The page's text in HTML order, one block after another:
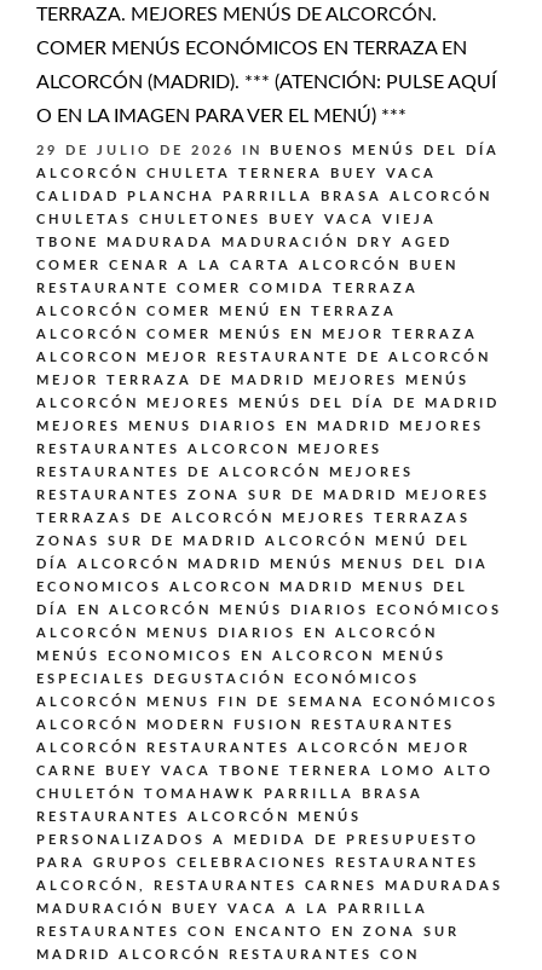
TERRAZA. MEJORES MENÚS DE ALCORCÓN.
COMER MENÚS ECONÓMICOS EN TERRAZA EN
ALCORCÓN (MADRID). *** (ATENCIÓN: PULSE AQUÍ
O EN LA IMAGEN PARA VER EL MENÚ) ***
29 DE JULIO DE 2026 IN
BUENOS MENÚS DEL DÍA
ALCORCÓN
CHULETA TERNERA BUEY VACA
CALIDAD PLANCHA PARRILLA BRASA ALCORCÓN
CHULETAS CHULETONES BUEY VACA VIEJA
TBONE MADURADA MADURACIÓN DRY AGED
COMER CENAR A LA CARTA ALCORCÓN BUEN
RESTAURANTE
COMER COMIDA TERRAZA
ALCORCÓN
COMER MENÚ EN TERRAZA
ALCORCÓN
COMER MENÚS EN MEJOR TERRAZA
ALCORCON
MEJOR RESTAURANTE DE ALCORCÓN
MEJOR TERRAZA DE MADRID
MEJORES MENÚS
ALCORCÓN
MEJORES MENÚS DEL DÍA DE MADRID
MEJORES MENUS DIARIOS EN MADRID
MEJORES
RESTAURANTES ALCORCON
MEJORES
RESTAURANTES DE ALCORCÓN
MEJORES
RESTAURANTES ZONA SUR DE MADRID
MEJORES
TERRAZAS DE ALCORCÓN
MEJORES TERRAZAS
ZONAS SUR DE MADRID ALCORCÓN
MENÚ DEL
DÍA ALCORCÓN MADRID
MENÚS
MENUS DEL DIA
ECONOMICOS ALCORCON MADRID
MENUS DEL
DÍA EN ALCORCÓN
MENÚS DIARIOS ECONÓMICOS
ALCORCÓN
MENUS DIARIOS EN ALCORCÓN
MENÚS ECONOMICOS EN ALCORCON
MENÚS
ESPECIALES DEGUSTACIÓN ECONÓMICOS
ALCORCÓN
MENUS FIN DE SEMANA ECONÓMICOS
ALCORCÓN
MODERN FUSION
RESTAURANTES
ALCORCÓN
RESTAURANTES ALCORCÓN MEJOR
CARNE BUEY VACA TBONE TERNERA LOMO ALTO
CHULETÓN TOMAHAWK PARRILLA BRASA
RESTAURANTES ALCORCÓN MENÚS
PERSONALIZADOS A MEDIDA DE PRESUPUESTO
PARA GRUPOS CELEBRACIONES
RESTAURANTES
ALCORCÓN,
RESTAURANTES CARNES MADURADAS
MADURACIÓN BUEY VACA A LA PARRILLA
RESTAURANTES CON ENCANTO EN ZONA SUR
MADRID ALCORCÓN
RESTAURANTES CON